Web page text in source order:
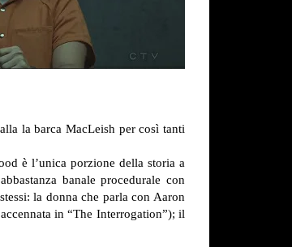
la barca MacLeish per così tanti
è l’unica porzione della storia a
banale procedurale con
la donna che parla con Aaron
in “The Interrogation”); il